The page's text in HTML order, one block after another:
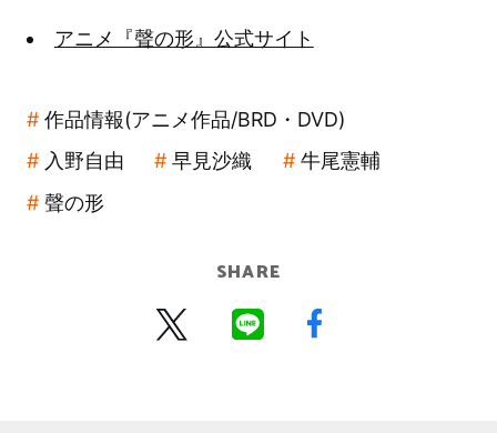
アニメ『聲の形』公式サイト
作品情報(アニメ作品/BRD・DVD)
入野自由
早見沙織
牛尾憲輔
聲の形
SHARE